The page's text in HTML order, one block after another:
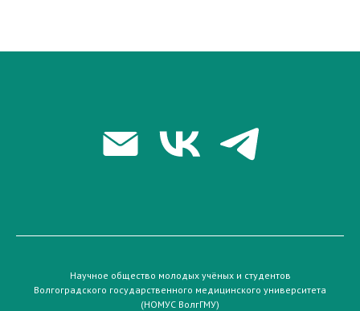
Научное общество молодых учёных и студентов
Волгоградского государственного медицинского университета
(НОМУС ВолгГМУ)